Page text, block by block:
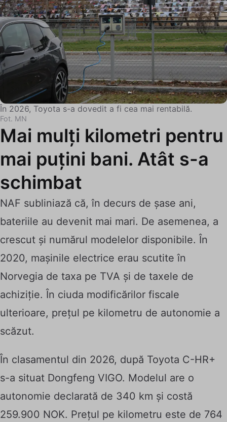
În 2026, Toyota s-a dovedit a fi cea mai rentabilă.
Fot. MN
Mai mulți kilometri pentru
mai puțini bani. Atât s-a
schimbat
NAF subliniază că, în decurs de șase ani,
bateriile au devenit mai mari. De asemenea, a
crescut și numărul modelelor disponibile. În
2020, mașinile electrice erau scutite în
Norvegia de taxa pe TVA și de taxele de
achiziție. În ciuda modificărilor fiscale
ulterioare, prețul pe kilometru de autonomie a
scăzut.
În clasamentul din 2026, după Toyota C-HR+
s-a situat Dongfeng VIGO. Modelul are o
autonomie declarată de 340 km și costă
259.900 NOK. Prețul pe kilometru este de 764